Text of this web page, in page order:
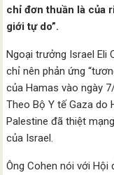
chỉ đơn thuần là của
giới tự do”.
Ngoại trưởng Israel Eli
chỉ nên phản ứng
của Hamas vào ngày
Theo Bộ Y tế Gaza do
Palestine đã thiệt
của Israel.
Ông Cohen nói với Hội